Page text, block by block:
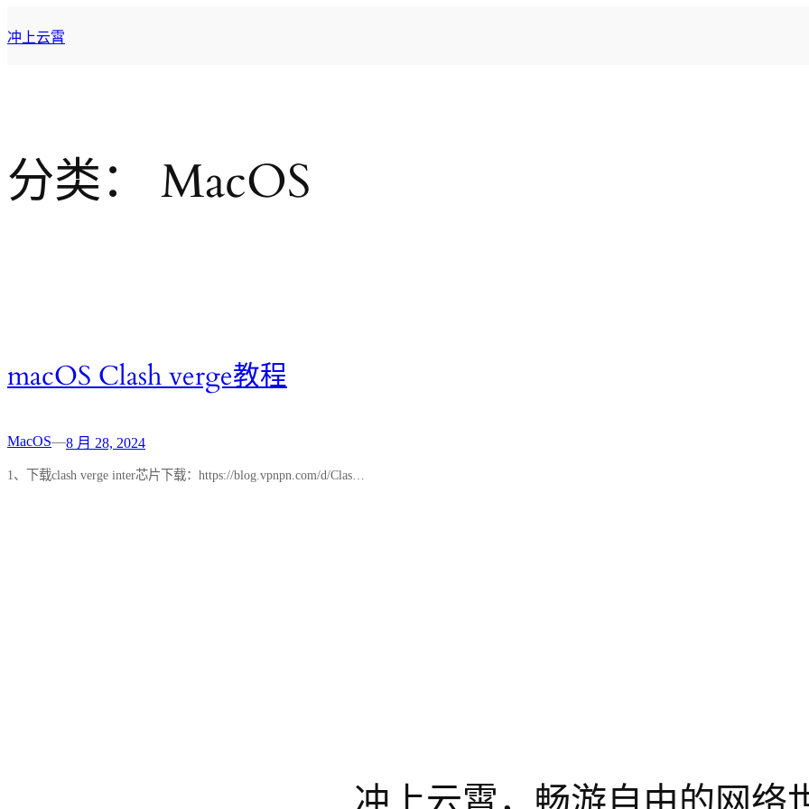
至
冲上云霄
分类： MacOS
macOS Clash verge教程
MacOS—8 月 28, 2024
1、下载clash verge inter芯片下载：https://blog.vpnpn.com/d/Clas…